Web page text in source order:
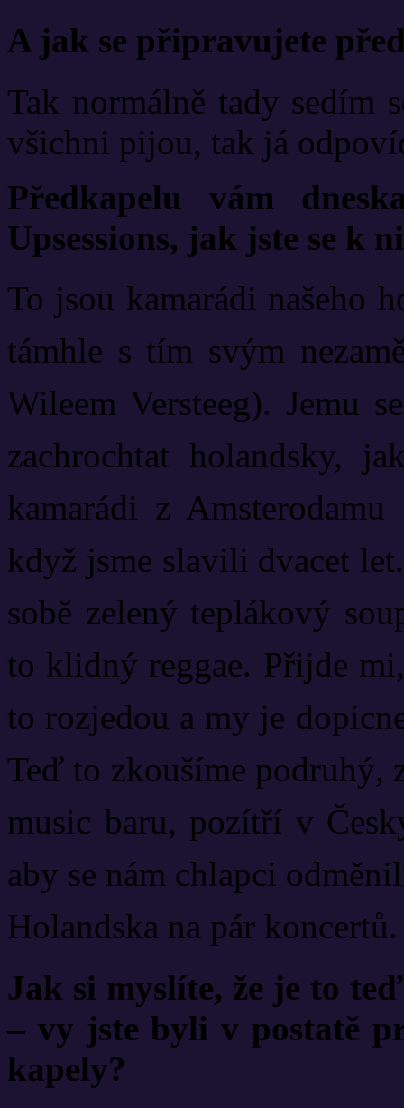
A jak se připravujete
Tak normálně tady sedím
všichni pijou, tak já
Předkapelu vám
Upsessions, jak jste se k
To jsou kamarádi našeho
támhle s tím svým
Wileem Versteeg). Jemu
zachrochtat holandsky,
kamarádi z
když jsme slavili dvacet
sobě zelený teplákový
to klidný reggae. Přijde
to rozjedou a my je
Teď to zkoušíme podruhý,
music baru, pozítří v
aby se nám chlapci
Holandska na pár
Jak si myslíte, že je to
– vy jste byli v postatě
kapely?